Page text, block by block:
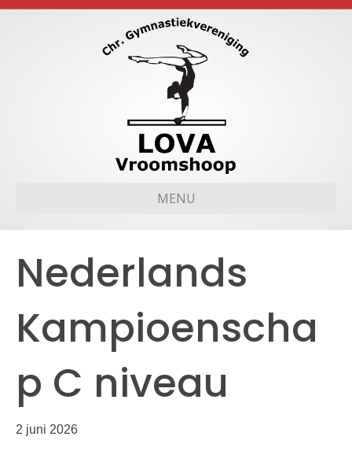
MENU
Nederlands
Kampioenscha
p C niveau
2 juni 2026